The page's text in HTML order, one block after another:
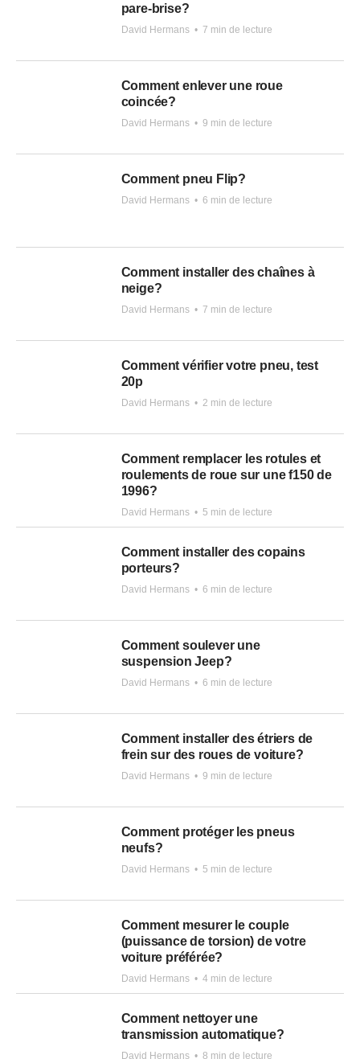
pare-brise?
David Hermans • 7 min de lecture
Comment enlever une roue
coincée?
David Hermans • 9 min de lecture
Comment pneu Flip?
David Hermans • 6 min de lecture
Comment installer des chaînes à
neige?
David Hermans • 7 min de lecture
Comment vérifier votre pneu, test
20p
David Hermans • 2 min de lecture
Comment remplacer les rotules et
roulements de roue sur une f150 de
1996?
David Hermans • 5 min de lecture
Comment installer des copains
porteurs?
David Hermans • 6 min de lecture
Comment soulever une
suspension Jeep?
David Hermans • 6 min de lecture
Comment installer des étriers de
frein sur des roues de voiture?
David Hermans • 9 min de lecture
Comment protéger les pneus
neufs?
David Hermans • 5 min de lecture
Comment mesurer le couple
(puissance de torsion) de votre
voiture préférée?
David Hermans • 4 min de lecture
Comment nettoyer une
transmission automatique?
David Hermans • 8 min de lecture